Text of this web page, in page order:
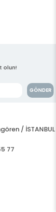
olun!
GÖNDER
/ İSTANBUL
77